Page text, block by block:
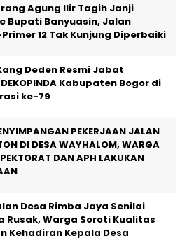
Agung Ilir Tagih Janji
Bupati Banyuasin, Jalan
12 Tak Kunjung Diperbaiki
Deden Resmi Jabat
Kabupaten Bogor di
ke-79
PEKERJAAN JALAN
DI DESA WAYHALOM, WARGA
DAN APH LAKUKAN
Desa Rimba Jaya Senilai
Rusak, Warga Soroti Kualitas
Kehadiran Kepala Desa